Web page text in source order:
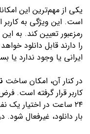
یکی از مهم‌ترین این
است. این ویژگی به
رمزعبور تعیین کند. به
را دارند قابل دانلود
ایرانی یا وجود ندارد یا
در کنار آن، امکان ساخت
کاربر قرار گرفته است.
بار دانلود، غیر‌فعال شود.